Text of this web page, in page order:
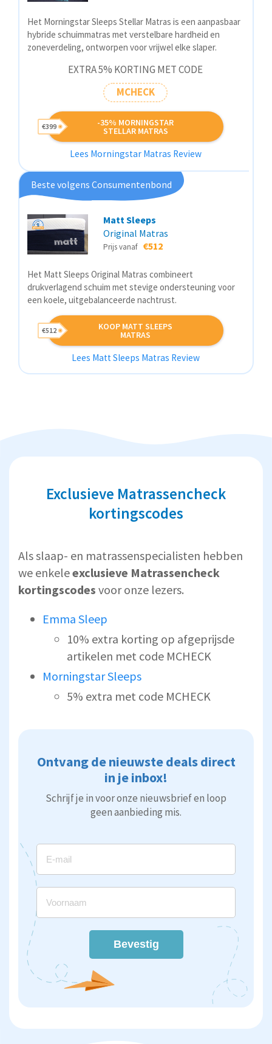
Het Morningstar Sleeps Stellar Matras is een aanpasbaar
hybride schuimmatras met verstelbare hardheid en
zoneverdeling, ontworpen voor vrijwel elke slaper.
EXTRA 5% KORTING MET CODE
MCHECK
-35% MORNINGSTAR
STELLAR MATRAS
€399
Lees Morningstar Matras Review
Beste volgens Consumentenbond
Matt Sleeps
Original Matras
Prijs vanaf €512
Het Matt Sleeps Original Matras combineert
drukverlagend schuim met stevige ondersteuning voor
een koele, uitgebalanceerde nachtrust.
KOOP MATT SLEEPS
MATRAS
€512
Lees Matt Sleeps Matras Review
Exclusieve Matrassencheck
kortingscodes
Als slaap- en matrassenspecialisten hebben
we enkeleexclusieve Matrassencheck
kortingscodes voor onze lezers.
Emma Sleep
10% extra korting op afgeprijsde
artikelen met code MCHECK
Morningstar Sleeps
5% extra met code MCHECK
Ontvang de nieuwste deals direct
in je inbox!
Schrijf je in voor onze nieuwsbrief en loop
geen aanbieding mis.
Bevestig